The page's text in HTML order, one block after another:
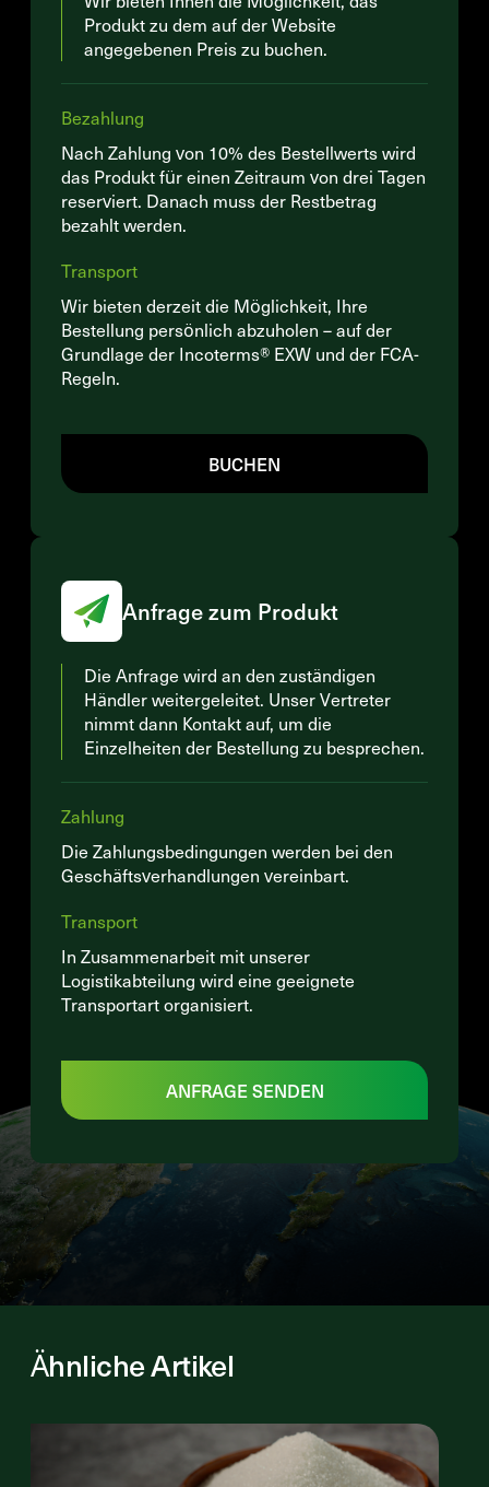
Produkt zu dem auf der Website
angegebenen Preis zu buchen.
Bezahlung
Nach Zahlung von 10% des Bestellwerts wird
das Produkt für einen Zeitraum von drei Tagen
reserviert. Danach muss der Restbetrag
bezahlt werden.
Transport
Wir bieten derzeit die Möglichkeit, Ihre
Bestellung persönlich abzuholen – auf der
Grundlage der Incoterms® EXW und der FCA-
Regeln.
BUCHEN
Anfrage zum Produkt
Die Anfrage wird an den zuständigen
Händler weitergeleitet. Unser Vertreter
nimmt dann Kontakt auf, um die
Einzelheiten der Bestellung zu besprechen.
Zahlung
Die Zahlungsbedingungen werden bei den
Geschäftsverhandlungen vereinbart.
Transport
In Zusammenarbeit mit unserer
Logistikabteilung wird eine geeignete
Transportart organisiert.
ANFRAGE SENDEN
Ähnliche Artikel